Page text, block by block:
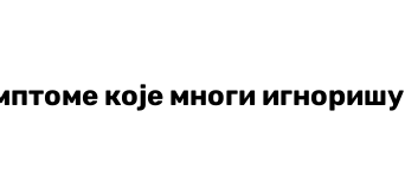
које многи игноришу